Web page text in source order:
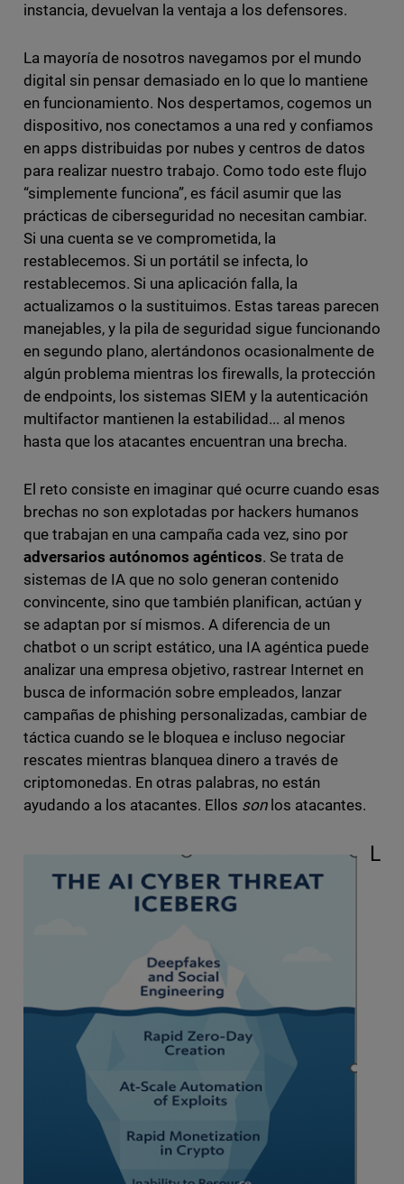
instancia, devuelvan la ventaja a los defensores.
La mayoría de nosotros navegamos por el mundo
digital sin pensar demasiado en lo que lo mantiene
en funcionamiento. Nos despertamos, cogemos un
dispositivo, nos conectamos a una red y confiamos
en apps distribuidas por nubes y centros de datos
para realizar nuestro trabajo. Como todo este flujo
“simplemente funciona”, es fácil asumir que las
prácticas de ciberseguridad no necesitan cambiar.
Si una cuenta se ve comprometida, la
restablecemos. Si un portátil se infecta, lo
restablecemos. Si una aplicación falla, la
actualizamos o la sustituimos. Estas tareas parecen
manejables, y la pila de seguridad sigue funcionando
en segundo plano, alertándonos ocasionalmente de
algún problema mientras los firewalls, la protección
de endpoints, los sistemas SIEM y la autenticación
multifactor mantienen la estabilidad... al menos
hasta que los atacantes encuentran una brecha.
El reto consiste en imaginar qué ocurre cuando esas
brechas no son explotadas por hackers humanos
que trabajan en una campaña cada vez, sino por
adversarios autónomos agénticos. Se trata de
sistemas de IA que no solo generan contenido
convincente, sino que también planifican, actúan y
se adaptan por sí mismos. A diferencia de un
chatbot o un script estático, una IA agéntica puede
analizar una empresa objetivo, rastrear Internet en
busca de información sobre empleados, lanzar
campañas de phishing personalizadas, cambiar de
táctica cuando se le bloquea e incluso negociar
rescates mientras blanquea dinero a través de
criptomonedas. En otras palabras, no están
ayudando a los atacantes. Ellos sonlos atacantes.
L